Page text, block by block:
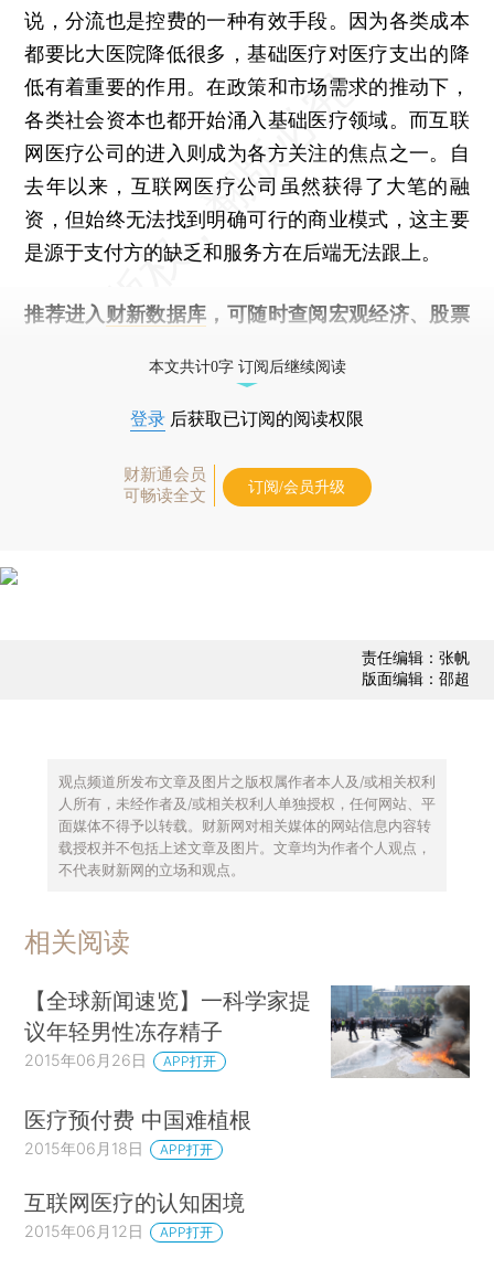
说，分流也是控费的一种有效手段。因为各类成本
都要比大医院降低很多，基础医疗对医疗支出的降
低有着重要的作用。在政策和市场需求的推动下，
各类社会资本也都开始涌入基础医疗领域。而互联
网医疗公司的进入则成为各方关注的焦点之一。自
去年以来，互联网医疗公司虽然获得了大笔的融
资，但始终无法找到明确可行的商业模式，这主要
是源于支付方的缺乏和服务方在后端无法跟上。
推荐进入 财新数据库 ，可随时查阅宏观经济、股票
本文共计0字 订阅后继续阅读
登录 后获取已订阅的阅读权限
财新通会员
可畅读全文
订阅/会员升级
责任编辑：张帆
版面编辑：邵超
观点频道所发布文章及图片之版权属作者本人及/或相关权利
人所有，未经作者及/或相关权利人单独授权，任何网站、平
面媒体不得予以转载。财新网对相关媒体的网站信息内容转
载授权并不包括上述文章及图片。文章均为作者个人观点，
不代表财新网的立场和观点。
相关阅读
【全球新闻速览】一科学家提
议年轻男性冻存精子
2015年06月26日 APP打开
医疗预付费 中国难植根
2015年06月18日 APP打开
互联网医疗的认知困境
2015年06月12日 APP打开